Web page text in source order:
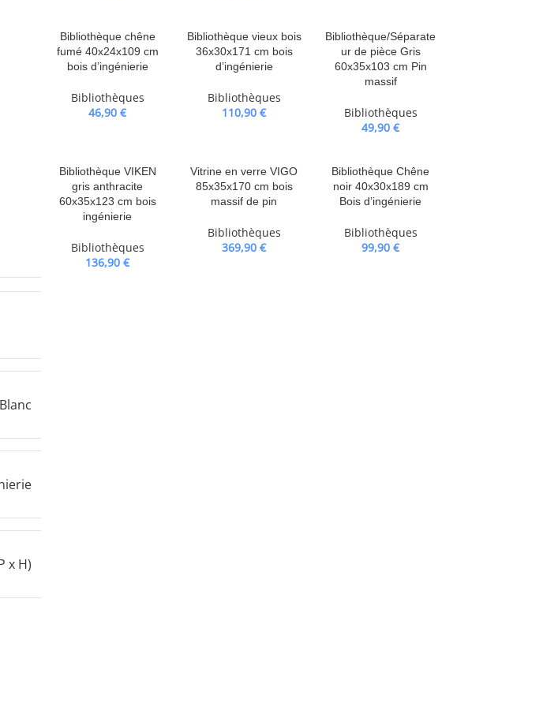
Blanc
x H)
Bibliothèque chêne
fumé 40x24x109 cm
bois d’ingénierie
Bibliothèques
46,90€
Bibliothèque vieux bois
36x30x171 cm bois
d’ingénierie
Bibliothèques
110,90€
Bibliothèque/Séparate
ur de pièce Gris
60x35x103 cm Pin
massif
Bibliothèques
49,90€
Bibliothèque VIKEN
gris anthracite
60x35x123 cm bois
ingénierie
Bibliothèques
136,90€
Vitrine en verre VIGO
85x35x170 cm bois
massif de pin
Bibliothèques
369,90€
Bibliothèque Chêne
noir 40x30x189 cm
Bois d’ingénierie
Bibliothèques
99,90€